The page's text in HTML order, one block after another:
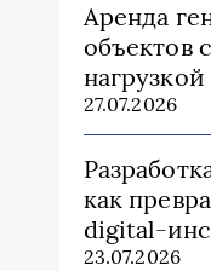
Аренда
объектов
нагрузкой
27.07.2026
как
digital-
23.07.2026